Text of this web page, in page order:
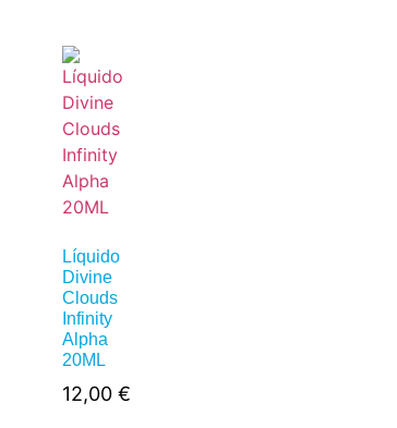
Líquido
Divine
Clouds
Infinity
Alpha
20ML
12,00 €